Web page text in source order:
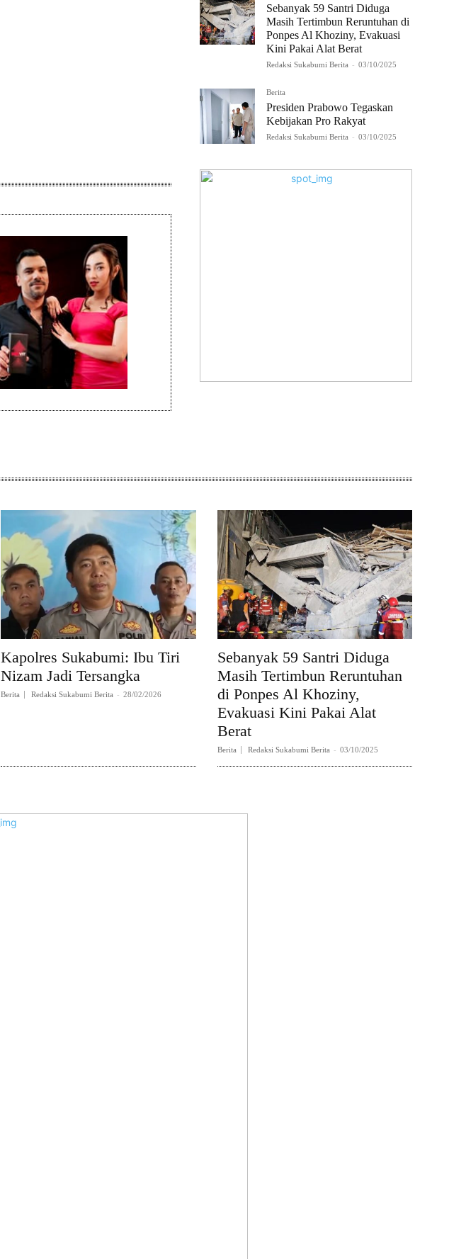
Sebanyak 59 Santri Diduga
Masih Tertimbun Reruntuhan di
Ponpes Al Khoziny, Evakuasi
Kini Pakai Alat Berat
Redaksi Sukabumi Berita - 03/10/2025
Berita
Presiden Prabowo Tegaskan
Kebijakan Pro Rakyat
Redaksi Sukabumi Berita - 03/10/2025
Kapolres Sukabumi: Ibu Tiri
Nizam Jadi Tersangka
Berita Redaksi Sukabumi Berita - 28/02/2026
Sebanyak 59 Santri Diduga
Masih Tertimbun Reruntuhan
di Ponpes Al Khoziny,
Evakuasi Kini Pakai Alat
Berat
Berita Redaksi Sukabumi Berita - 03/10/2025